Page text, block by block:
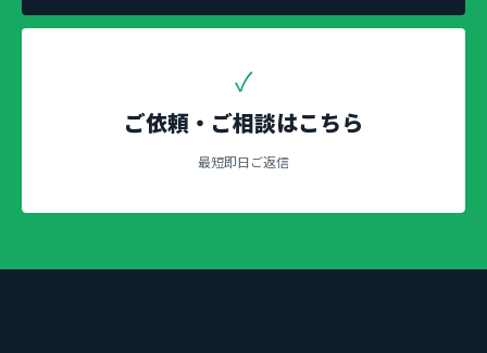
✓
ご依頼・ご相談はこちら
最短即日ご返信